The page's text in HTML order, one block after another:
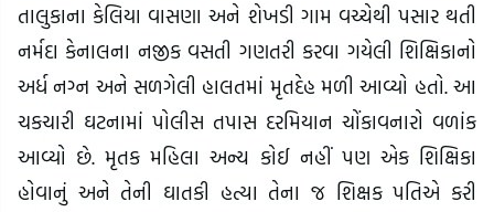
તાલુકાના કેલિયા વાસણા અને શેખડી ગામ વચ્ચેથી પસાર થતી
નર્મદા કેનાલના નજીક વસતી ગણતરી કરવા ગયેલી શિક્ષિકાનો
અર્ધ નગ્ન અને સળગેલી હાલતમાં મૃતદેહ મળી આવ્યો હતો. આ
ચકચારી ઘટનામાં પોલીસ તપાસ દરમિયાન ચોંકાવનારો વળાંક
આવ્યો છે. મૃતક મહિલા અન્ય કોઈ નહીં પણ એક શિક્ષિકા
હોવાનું અને તેની ઘાતકી હત્યા તેના જ શિક્ષક પતિએ કરી